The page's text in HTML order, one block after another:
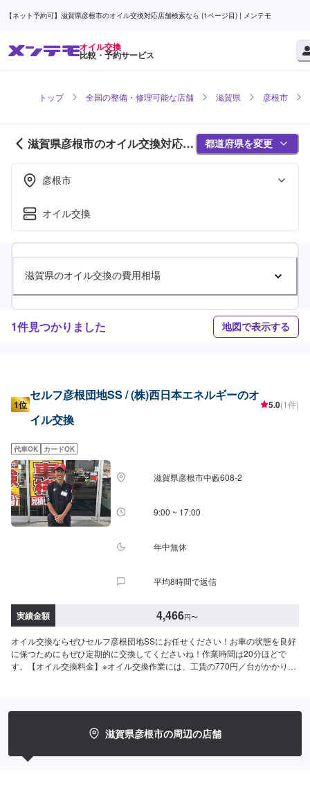
【ネット予約可】滋賀県彦根市のオイル交換対応店舗検索なら (1ページ目) | メンテモ
オイル交換
比較・予約サービス
トップ 全国の整備・修理可能な店舗 滋賀県 彦根市
滋賀県彦根市のオイル交換対応店
舗紹介 (1ページ目)
都道府県を変更
彦根市
オイル交換
滋賀県のオイル交換の費用相場
1件見つかりました 地図で表示する
1位
セルフ彦根団地SS / (株)西日本エネルギーのオ
イル交換
5.0(1件)
代車OK カードOK
滋賀県彦根市中藪608-2
9:00 ~ 17:00
年中無休
平均8時間で返信
実績金額 4,466円〜
オイル交換ならぜひセルフ彦根団地SSにお任せください！お車の状態を良好
に保つためにもぜひ定期的に交換してくださいね！作業時間は20分ほどで
す。【オイル交換料金】※オイル交換作業には、工賃の770円／台がかかりま
ーゼルトラック・バス）-----------その他料金----------->>オイルフィルター
2,420円〜／台>>２サイクルオイル1,320円〜／台
滋賀県彦根市の周辺の店舗